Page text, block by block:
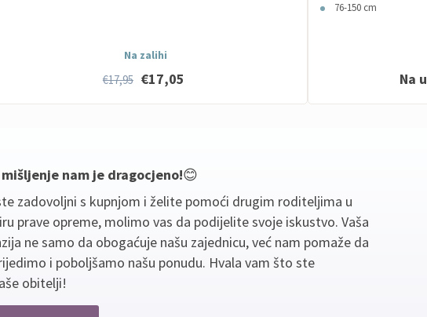
Na zalihi
€17,95 €17,05
76-150 cm
Na
mišljenje nam je dragocjeno!😊
zadovoljni s kupnjom i želite pomoći drugim roditeljima u
prave opreme, molimo vas da podijelite svoje iskustvo. Vaša
ne samo da obogaćuje našu zajednicu, već nam pomaže da
i poboljšamo našu ponudu. Hvala vam što ste
obitelji!